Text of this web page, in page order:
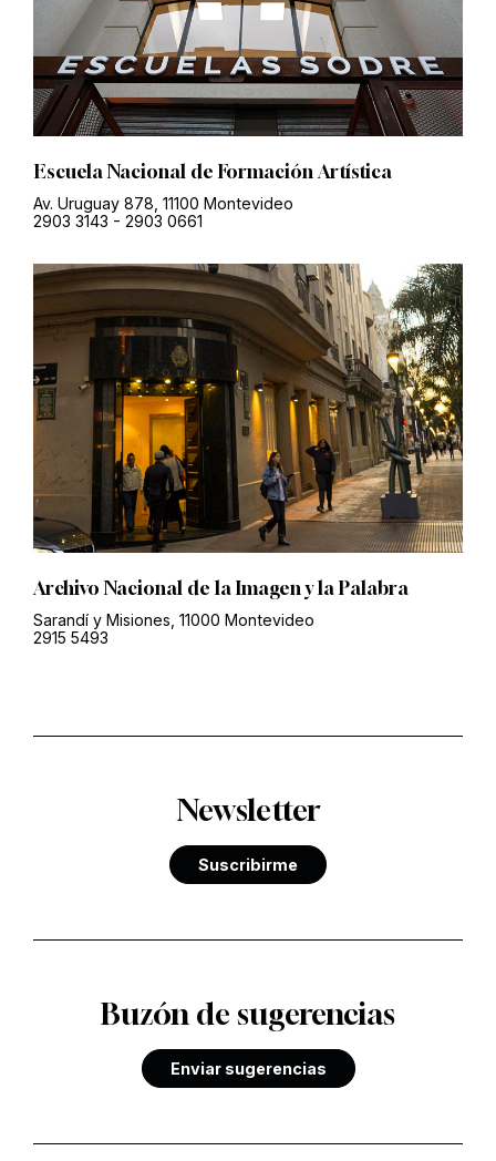
Escuela Nacional de Formación Artística
Av. Uruguay 878, 11100 Montevideo
2903 3143 - 2903 0661
Archivo Nacional de la Imagen y la Palabra
Sarandí y Misiones, 11000 Montevideo
2915 5493
Newsletter
Suscribirme
Buzón de sugerencias
Enviar sugerencias